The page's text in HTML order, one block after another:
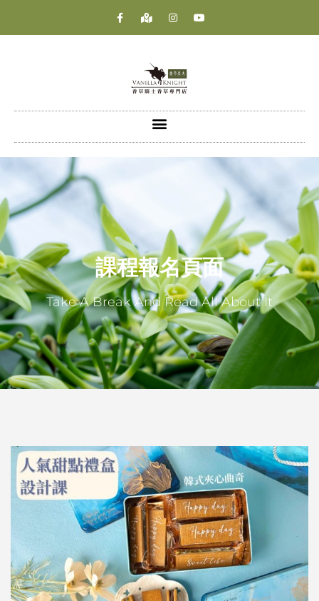
課程報名頁面
Take A Break And Read All About It